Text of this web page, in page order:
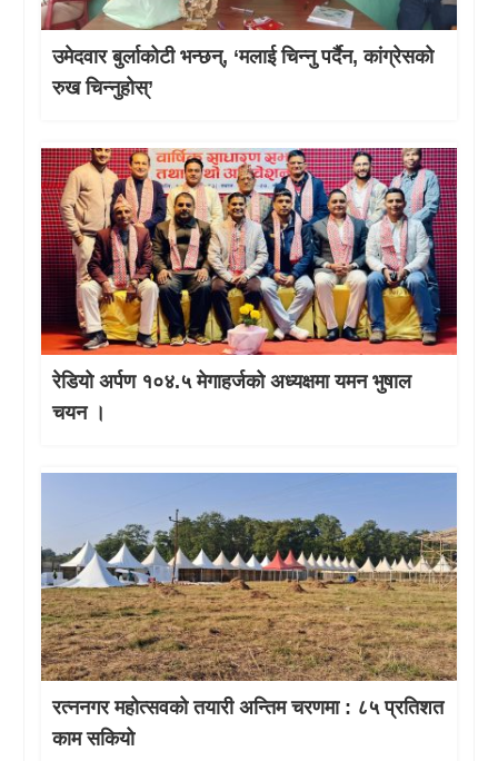
उमेदवार बुर्लाकोटी भन्छन्, ‘मलाई चिन्नु पर्दैन, कांग्रेसको
रुख चिन्नुहोस्’
रेडियो अर्पण १०४.५ मेगाहर्जको अध्यक्षमा यमन भुषाल
चयन ।
रत्ननगर महोत्सवको तयारी अन्तिम चरणमा : ८५ प्रतिशत
काम सकियो